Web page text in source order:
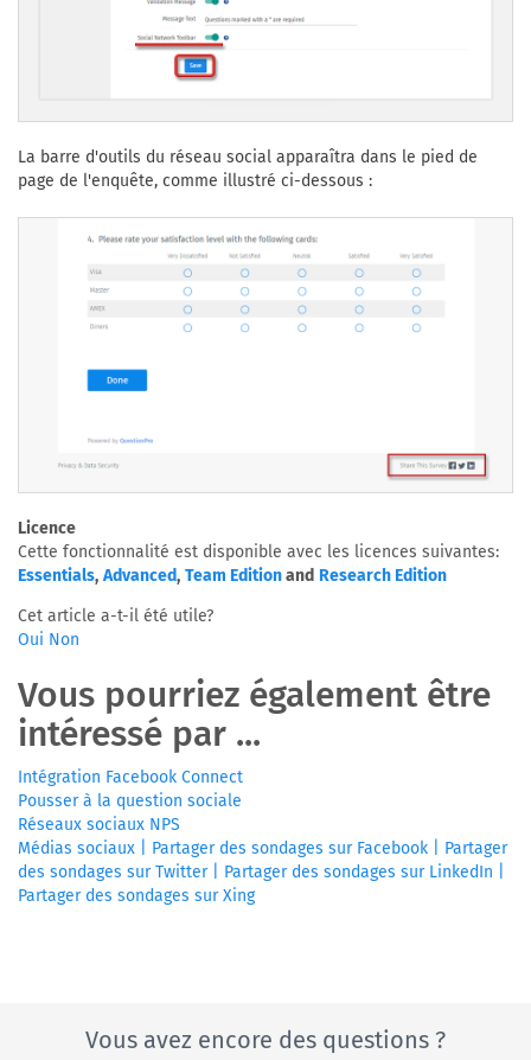
La barre d'outils du réseau social apparaîtra dans le pied de
page de l'enquête, comme illustré ci-dessous :
Licence
Cette fonctionnalité est disponible avec les licences suivantes:
Essentials, Advanced, Team Editionand Research Edition
Cet article a-t-il été utile?
Oui Non
Vous pourriez également être
intéressé par ...
Intégration Facebook Connect
Pousser à la question sociale
Réseaux sociaux NPS
Médias sociaux | Partager des sondages sur Facebook | Partager
des sondages sur Twitter | Partager des sondages sur LinkedIn |
Partager des sondages sur Xing
Vous avez encore des questions ?